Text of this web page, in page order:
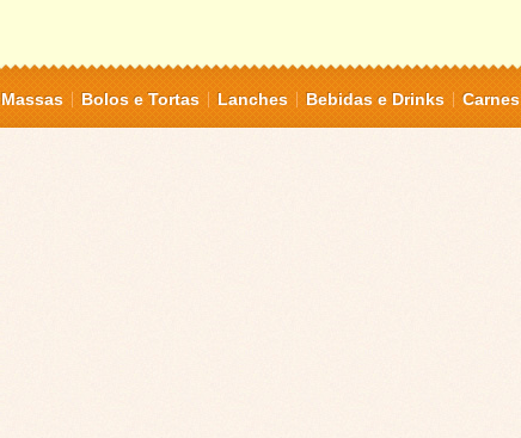
Massas Bolos e Tortas Lanches Bebidas e Drinks Carnes